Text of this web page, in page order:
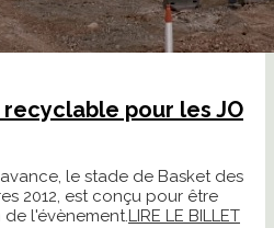
pour les JO
le stade de Basket des
2012, est conçu pour être
l'évènement.LIRE LE BILLET